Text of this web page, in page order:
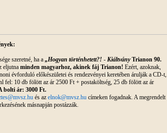
szeretné, ha a „Hogyan történhetett?! - Kiáltvány Trianon 90.
eljutna minden magyarhoz, akinek fáj Trianon! Ezért, azoknak,
évforduló előkészületei és rendezvényei keretében árulják a CD-t,
fel: 10 db fölött az ár 2500 Ft + postaköltség, 25 db fölött az ár
bolti ár: 3000 Ft.
és az elnok@mvsz.hucímeken fogadnak. A megrendelt
másnapján postázzák.